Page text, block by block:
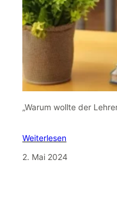
„Warum wollte der
Weiterlesen
2. Mai 2024